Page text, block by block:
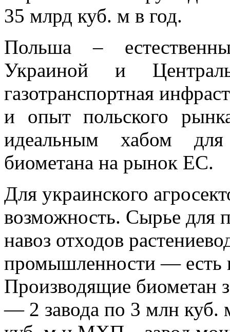
35 млрд куб. м в год.
Польша –
Украиной и
газотранспортная
и опыт польского
идеальным хабом для
биометана на рынок ЕС.
Для украинского
возможность. Сырье для
навоз отходов
промышленности — есть
Производящие биометан
— 2 завода по 3 млн куб.